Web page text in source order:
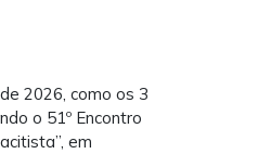
2026, como os 3
o 51º Encontro
em